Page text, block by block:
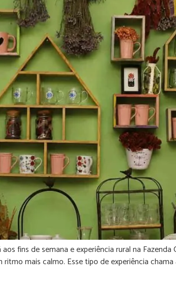
fins de semana e experiência rural na
mais calmo. Esse tipo de experiência